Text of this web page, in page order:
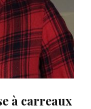
à carreaux